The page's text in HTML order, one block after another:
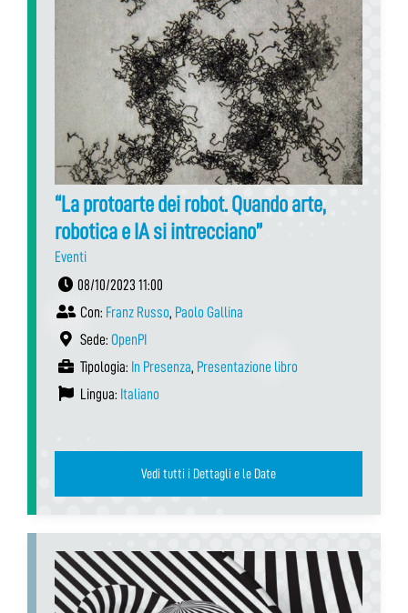
“La protoarte dei robot. Quando arte,
robotica e IA si intrecciano”
Eventi
08/10/2023 11:00
Con: Franz Russo, Paolo Gallina
Sede: OpenPI
Tipologia: In Presenza, Presentazione libro
Lingua: Italiano
Vedi tutti i Dettagli e le Date